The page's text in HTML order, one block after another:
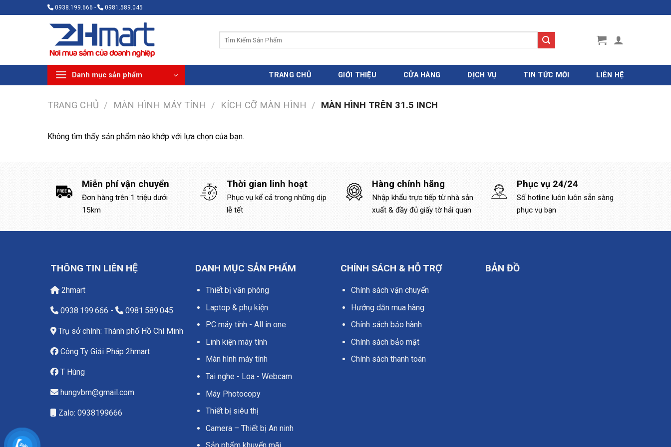
qua
0938.199.666 - 0981.589.045
Danh mục sản phẩm TRANG CHỦ GIỚI THIỆU CỬA HÀNG DỊCH VỤ TIN TỨC MỚI LIÊN HỆ
TRANG CHỦ / MÀN HÌNH MÁY TÍNH / KÍCH CỠ MÀN HÌNH / MÀN HÌNH TRÊN 31.5 INCH
Không tìm thấy sản phẩm nào khớp với lựa chọn của bạn.
Miễn phí vận chuyển
Đơn hàng trên 1 triệu dưới
15km
Thời gian linh hoạt
Phục vụ kể cả trong những dịp
lễ tết
Hàng chính hãng
Nhập khẩu trực tiếp từ nhà sản
xuất & đầy đủ giấy tờ hải quan
Phục vụ 24/24
Số hotline luôn luôn sẵn sàng
phục vụ bạn
THÔNG TIN LIÊN HỆ
2hmart
0938.199.666 - 0981.589.045
Trụ sở chính: Thành phố Hồ Chí Minh
Công Ty Giải Pháp 2hmart
T Hùng
hungvbm@gmail.com
Zalo: 0938199666
DANH MỤC SẢN PHẨM
Thiết bị văn phòng
Laptop & phụ kiện
PC máy tính - All in one
Linh kiện máy tính
Màn hình máy tính
Tai nghe - Loa - Webcam
Máy Photocopy
Thiết bị siêu thị
Camera – Thiết bị An ninh
CHÍNH SÁCH & HỖ TRỢ
Chính sách vận chuyển
Hướng dẫn mua hàng
Chính sách bảo hành
Chính sách bảo mật
Chính sách thanh toán
BẢN ĐỒ